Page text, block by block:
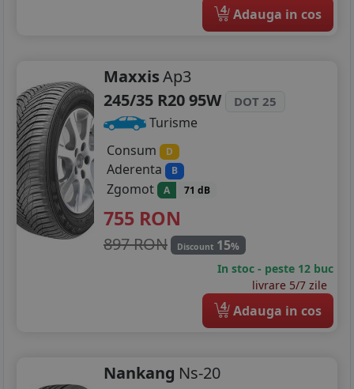
4 Adauga in cos
MaxxisAp3
245/35 R20 95W
DOT 25
Turisme
Consum
D
Aderenta B
Zgomot A 71 dB
755 RON
897 RON Discount 15%
In stoc - peste 12 buc
livrare 5/7 zile
4 Adauga in cos
Nankang Ns-20